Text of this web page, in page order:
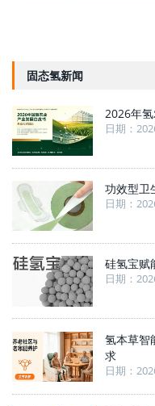
固态氢新闻
2026年
日期：
功效型卫
日期：
硅氢宝赋
日期：
氢本草智
求
日期：